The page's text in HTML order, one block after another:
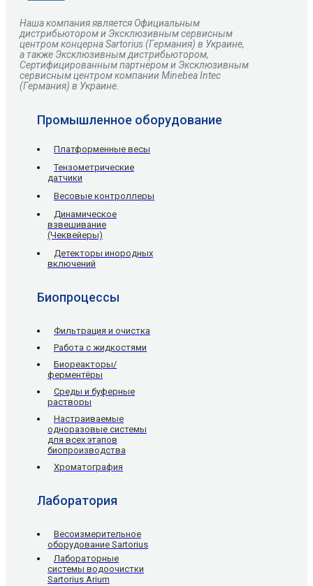
Наша компания является Официальным
дистрибьютором и Эксклюзивным сервисным
центромконцернаSartorius(Германия) в Украине,
а также Эксклюзивным дистрибьютором,
Сертифицированным партнёром и Эксклюзивным
сервисным центром компании Minebea Intec
(Германия) в Украине.
Промышленное оборудование
Платформенные весы
Тензометрические
датчики
Весовые контроллеры
Динамическое
взвешивание
(Чеквейеры)
Детекторы инородных
включений
Биопроцессы
Фильтрация и очистка
Работа с жидкостями
Биореакторы/
ферментёры
Среды и буферные
растворы
Настраиваемые
одноразовые системы
для всех этапов
биопроизводства
Хроматография
Лаборатория
Весоизмерительное
оборудование Sartorius
Лабораторные
системы водоочистки
Sartorius Arium